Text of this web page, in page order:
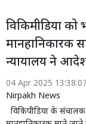
विकिमीडिया को
मानहानिकारक
न्यायालय ने
04 Apr 2025 13:38:07
Nirpakh News
विकिपीडिया के संचालक